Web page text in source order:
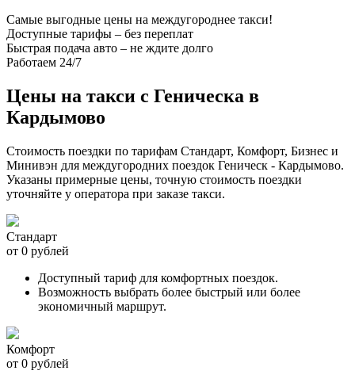
Самые выгодные цены на междугороднее такси!
Доступные тарифы – без переплат
Быстрая подача авто – не ждите долго
Работаем 24/7
Цены на такси с Геническа в
Кардымово
Стоимость поездки по тарифам Стандарт, Комфорт, Бизнес и
Минивэн для междугородних поездок Геническ - Кардымово.
Указаны примерные цены, точную стоимость поездки
уточняйте у оператора при заказе такси.
Стандарт
от 0 рублей
Доступный тариф для комфортных поездок.
Возможность выбрать более быстрый или более
экономичный маршрут.
Комфорт
от 0 рублей